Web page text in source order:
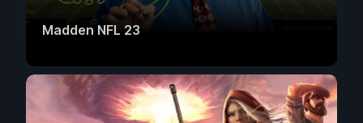
Madden NFL 23